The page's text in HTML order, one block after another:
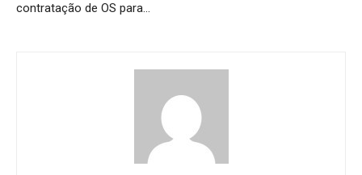
contratação de OS para…